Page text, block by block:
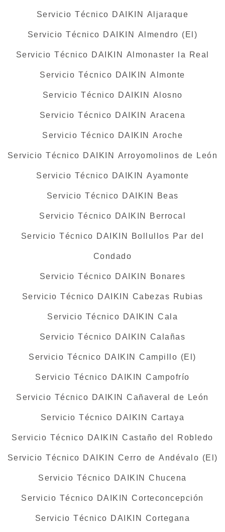
Servicio Técnico DAIKIN Aljaraque
Servicio Técnico DAIKIN Almendro (El)
Servicio Técnico DAIKIN Almonaster la Real
Servicio Técnico DAIKIN Almonte
Servicio Técnico DAIKIN Alosno
Servicio Técnico DAIKIN Aracena
Servicio Técnico DAIKIN Aroche
Servicio Técnico DAIKIN Arroyomolinos de León
Servicio Técnico DAIKIN Ayamonte
Servicio Técnico DAIKIN Beas
Servicio Técnico DAIKIN Berrocal
Servicio Técnico DAIKIN Bollullos Par del
Condado
Servicio Técnico DAIKIN Bonares
Servicio Técnico DAIKIN Cabezas Rubias
Servicio Técnico DAIKIN Cala
Servicio Técnico DAIKIN Calañas
Servicio Técnico DAIKIN Campillo (El)
Servicio Técnico DAIKIN Campofrío
Servicio Técnico DAIKIN Cañaveral de León
Servicio Técnico DAIKIN Cartaya
Servicio Técnico DAIKIN Castaño del Robledo
Servicio Técnico DAIKIN Cerro de Andévalo (El)
Servicio Técnico DAIKIN Chucena
Servicio Técnico DAIKIN Corteconcepción
Servicio Técnico DAIKIN Cortegana